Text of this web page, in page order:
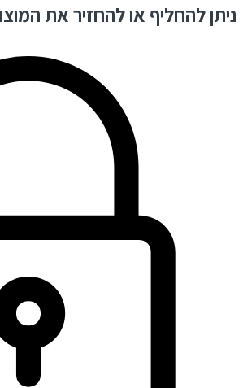
ניתן להחליף או להחזיר את המוצר